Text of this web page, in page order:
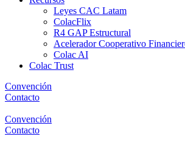
Leyes CAC Latam
ColacFlix
R4 GAP Estructural
Acelerador Cooperativo
Colac AI
Colac Trust
Convención
Contacto
Convención
Contacto